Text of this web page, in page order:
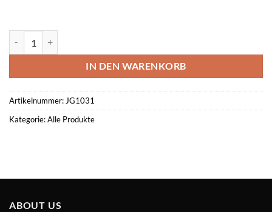
IN DEN WARENKORB
Artikelnummer: JG1031
Kategorie:Alle Produkte
ABOUT US